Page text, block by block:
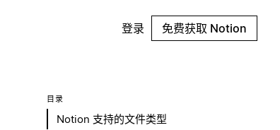
登录 免费获取 Notion
目录
Notion 支持的文件类型